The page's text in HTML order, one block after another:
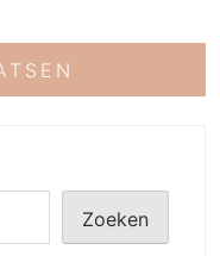
Zoeken